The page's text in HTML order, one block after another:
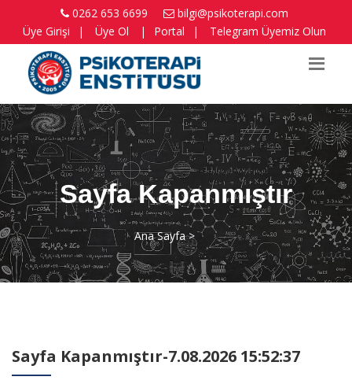
0262 653 6699
bilgi@psikoterapi.com
Üye Girişi
| Üye Ol | Portal | Telegram Üyemiz Olun
Sayfa Kapanmıştır
Ana Sayfa >
Sayfa Kapanmıştır-7.08.2026 15:52:37